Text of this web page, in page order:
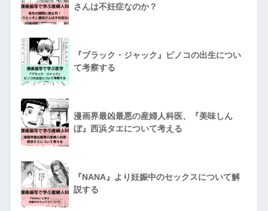
さんは不妊症なのか？
『ブラック・ジャック』ピノコの出生につい
て考察する
漫画界最凶最悪の産婦人科医、『美味しん
ぼ』西浜タエについて考える
『NANA』より妊娠中のセックスについて解
説する